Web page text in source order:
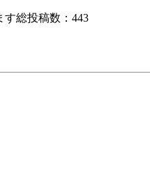
す総投稿数：443